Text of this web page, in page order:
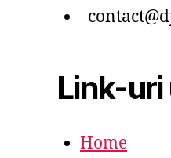
Link-uri
Home